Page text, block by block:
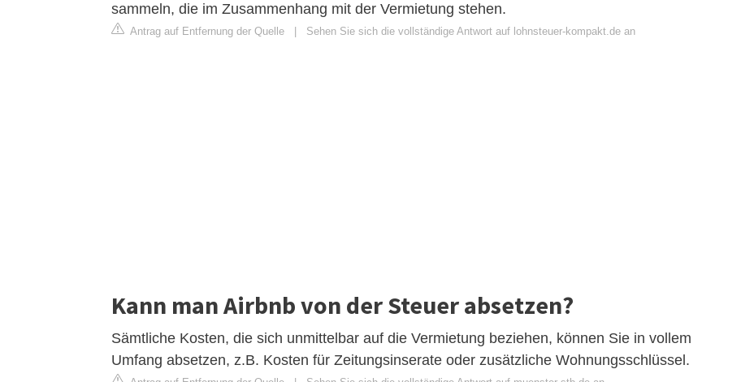
sammeln, die im Zusammenhang mit der Vermietung stehen.
Antrag auf Entfernung der Quelle Sehen Sie sich die vollständige Antwort auf lohnsteuer-kompakt.de an
Kann man Airbnb von der Steuer absetzen?
Sämtliche Kosten, die sich unmittelbar auf die Vermietung beziehen, können Sie in vollem
Umfang absetzen, z.B. Kosten für Zeitungsinserate oder zusätzliche Wohnungsschlüssel.